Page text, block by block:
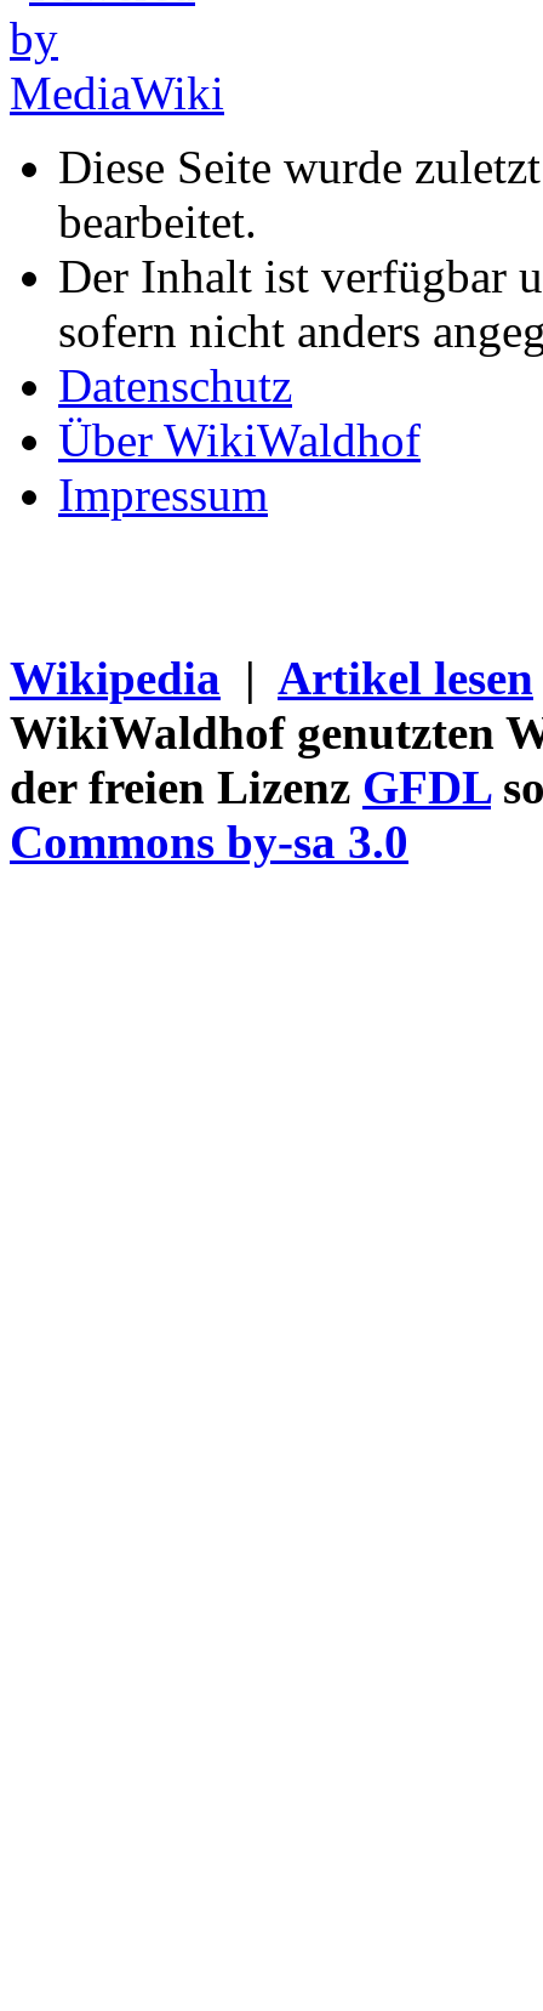
Diese Seite wurde
bearbeitet.
Der Inhalt ist verfügbar
sofern nicht anders
Datenschutz
Über WikiWaldhof
Impressum
Wikipedia | Artikel lesen
WikiWaldhof genutzten
der freien Lizenz GFDL
Commons by-sa 3.0